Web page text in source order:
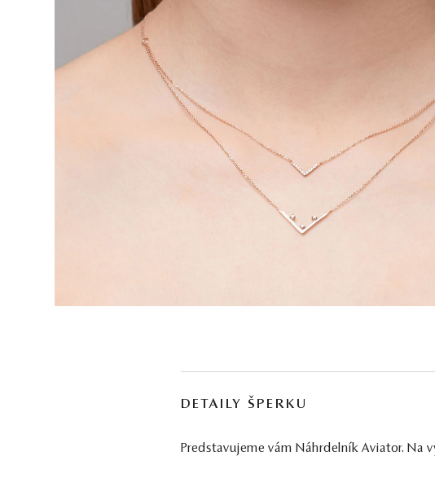
DETAILY ŠPERKU
Predstavujeme vám Náhrdelník Aviator. Na